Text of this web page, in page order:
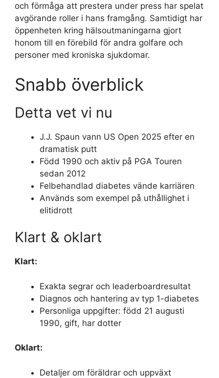
och förmåga att prestera under press har spelat
avgörande roller i hans framgång. Samtidigt har
öppenheten kring hälsoutmaningarna gjort
honom till en förebild för andra golfare och
personer med kroniska sjukdomar.
Snabb överblick
Detta vet vi nu
J.J. Spaun vann US Open 2025 efter en
dramatisk putt
Född 1990 och aktiv på PGA Touren
sedan 2012
Felbehandlad diabetes vände karriären
Används som exempel på uthållighet i
elitidrott
Klart & oklart
Klart:
Exakta segrar och leaderboardresultat
Diagnos och hantering av typ 1-diabetes
Personliga uppgifter: född 21 augusti
1990, gift, har dotter
Oklart:
Detaljer om föräldrar och uppväxt